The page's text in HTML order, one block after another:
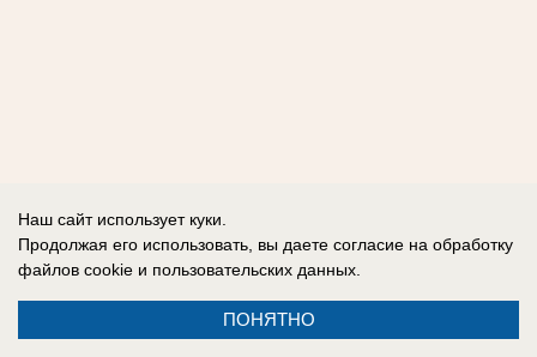
Наш сайт использует куки.
Продолжая его использовать, вы даете согласие на обработку
файлов cookie и пользовательских данных.
ПОНЯТНО